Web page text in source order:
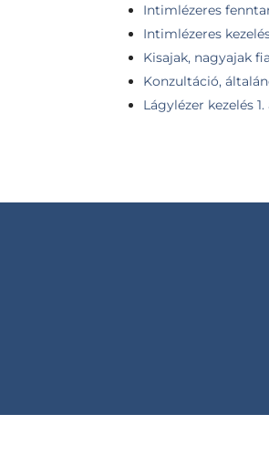
Intimlézeres
Intimlézeres
Kisajak, nagyajak
Konzultáció,
Lágylézer kezelés